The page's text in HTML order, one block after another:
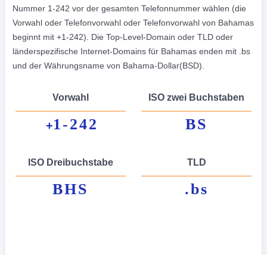
Nummer 1-242 vor der gesamten Telefonnummer wählen (die
Vorwahl oder Telefonvorwahl oder Telefonvorwahl von Bahamas
beginnt mit +1-242). Die Top-Level-Domain oder TLD oder
länderspezifische Internet-Domains für Bahamas enden mit .bs
und der Währungsname von Bahama-Dollar(BSD).
Vorwahl
+1-242
ISO zwei Buchstaben
BS
ISO Dreibuchstabe
BHS
TLD
.bs